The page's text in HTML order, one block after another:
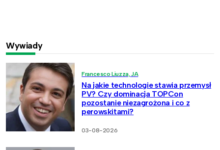
Wywiady
Francesco Liuzza, JA
Na jakie technologie stawia przemysł
PV? Czy dominacja TOPCon
pozostanie niezagrożona i co z
perowskitami?
03-08-2026